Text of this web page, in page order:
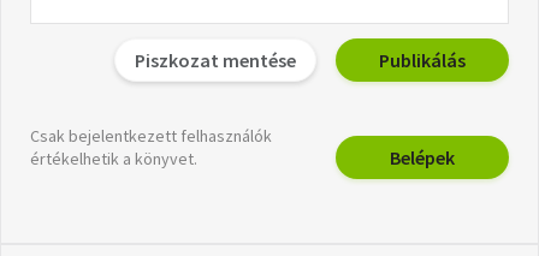
Piszkozat mentése Publikálás
Csak bejelentkezett felhasználók
értékelhetik a könyvet.
Belépek